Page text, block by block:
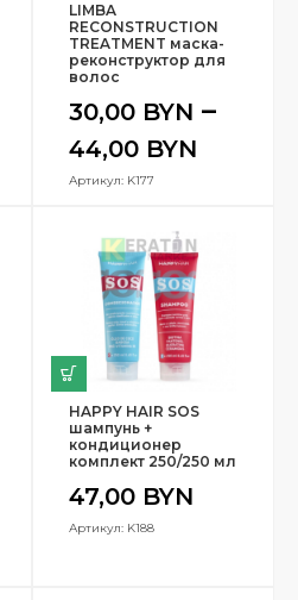
LIMBA
RECONSTRUCTION
TREATMENT маска-
реконструктор для
волос
30,00 BYN –
44,00 BYN
Артикул: K177
HAPPY HAIR SOS
шампунь +
кондиционер
комплект 250/250 мл
47,00 BYN
Артикул: K188